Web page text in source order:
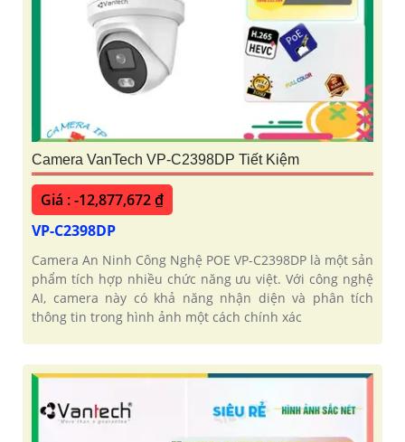
Camera VanTech VP-C2398DP Tiết Kiệm
Giá : -12,877,672 ₫
VP-C2398DP
Camera An Ninh Công Nghệ POE VP-C2398DP là một sản
phẩm tích hợp nhiều chức năng ưu việt. Với công nghệ
AI, camera này có khả năng nhận diện và phân tích
thông tin trong hình ảnh một cách chính xác